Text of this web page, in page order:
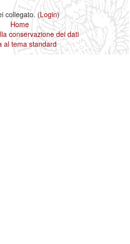
collegato. (Login)
Home
conservazione dei dati
al tema standard